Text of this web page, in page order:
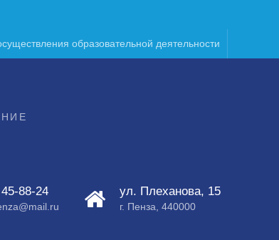
образовательной деятельности
88-24 ул. Плеханова, 15
г. Пенза, 440000